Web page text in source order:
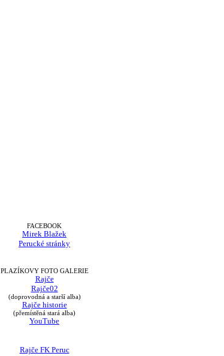
FACEBOOK
Mirek Blažek
Perucké stránky
PLAZÍKOVY FOTO GALERIE
Rajče
Rajče02
(doprovodná a starší alba)
Rajče historie
(přemístěná stará alba)
YouTube
Rajče FK Peruc